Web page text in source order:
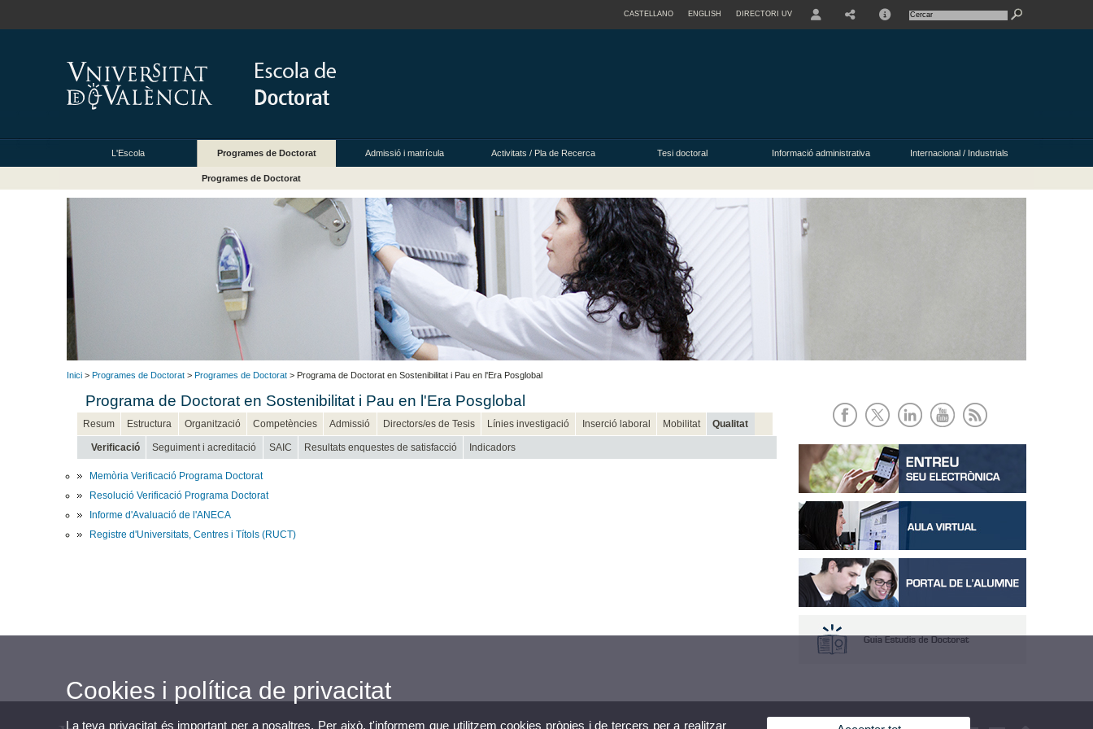
CASTELLANO ENGLISH DIRECTORI UV
L'Escola Programes de Doctorat Admissió i matrícula Activitats / Pla de Recerca Tesi doctoral Informació administrativa Internacional / Industrials
Programes de Doctorat
Inici > Programes de Doctorat > Programes de Doctorat > Programa de Doctorat en Sostenibilitat i Pau en l'Era Posglobal
Programa de Doctorat en Sostenibilitat i Pau en l'Era Posglobal
Resum Estructura Organització Competències Admissió Directors/es de Tesis Línies investigació Inserció laboral Mobilitat Qualitat
Verificació Seguiment i acreditació SAIC Resultats enquestes de satisfacció Indicadors
Memòria Verificació Programa Doctorat
Resolució Verificació Programa Doctorat
Informe d'Avaluació de l'ANECA
Registre d'Universitats, Centres i Títols (RUCT)
Cookies i política de privacitat
La teva privacitat és important per a nosaltres. Per això, t'informem que utilitzem cookies pròpies i de tercers per a realitzar